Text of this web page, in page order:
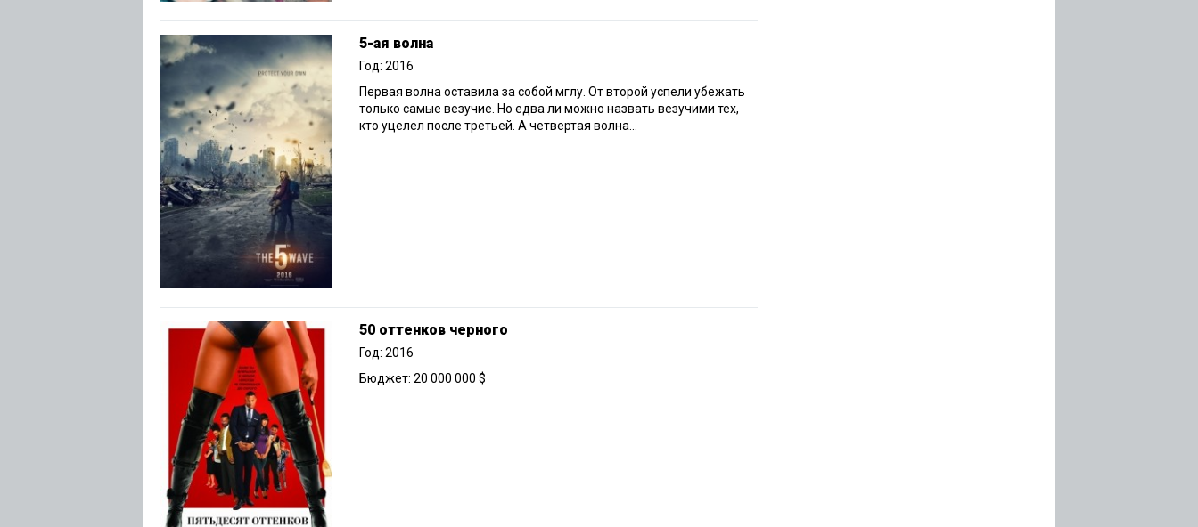
5-ая волна
Год: 2016
Первая волна оставила за собой мглу. От второй успели убежать
только самые везучие. Но едва ли можно назвать везучими тех,
кто уцелел после третьей. А четвертая волна...
50 оттенков черного
Год: 2016
Бюджет: 20 000 000 $